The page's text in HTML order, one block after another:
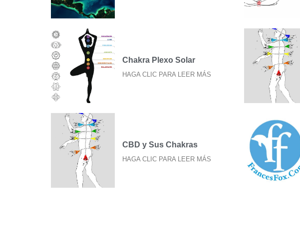
Chakra Plexo Solar
HAGA CLIC PARA LEER MÁS
CBD y Sus Chakras
HAGA CLIC PARA LEER MÁS